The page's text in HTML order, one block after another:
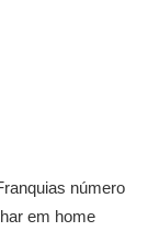
número
em home